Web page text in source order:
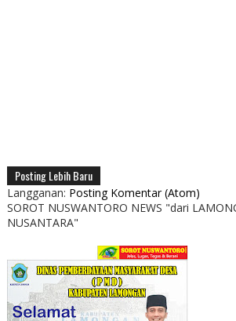
Posting Lebih Baru
Langganan: Posting Komentar (Atom)
SOROT NUSWANTORO NEWS "dari
NUSANTARA"